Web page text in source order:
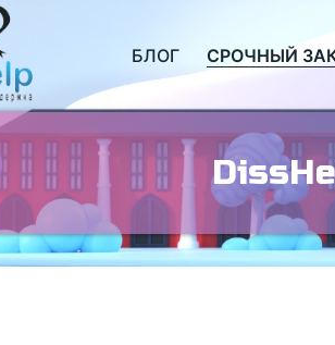
БЛОГ СРОЧНЫЙ